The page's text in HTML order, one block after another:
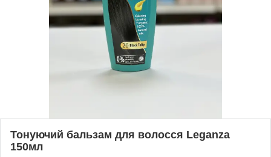
Тонуючий бальзам для волосся Leganza
150мл